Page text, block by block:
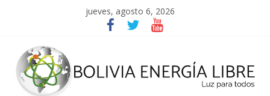
jueves, agosto 6, 2026